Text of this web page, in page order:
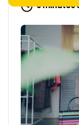
6 minutos